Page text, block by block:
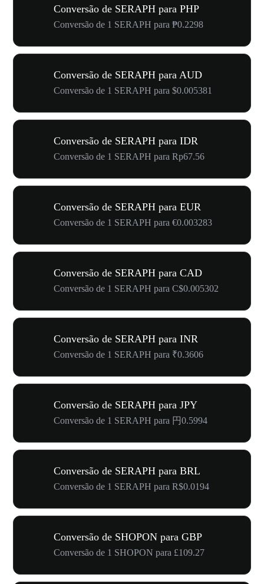
Conversão de SERAPH para PHP
Conversão de 1 SERAPH para ₱0.2298
Conversão de SERAPH para AUD
Conversão de 1 SERAPH para $0.005381
Conversão de SERAPH para IDR
Conversão de 1 SERAPH para Rp67.56
Conversão de SERAPH para EUR
Conversão de 1 SERAPH para €0.003283
Conversão de SERAPH para CAD
Conversão de 1 SERAPH para C$0.005302
Conversão de SERAPH para INR
Conversão de 1 SERAPH para ₹0.3606
Conversão de SERAPH para JPY
Conversão de 1 SERAPH para 円0.5994
Conversão de SERAPH para BRL
Conversão de 1 SERAPH para R$0.0194
Conversão de SHOPON para GBP
Conversão de 1 SHOPON para £109.27